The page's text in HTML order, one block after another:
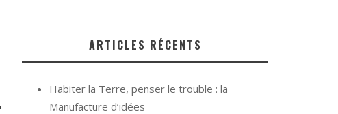
ARTICLES RÉCENTS
Habiter la Terre, penser le trouble : la
Manufacture d’idées